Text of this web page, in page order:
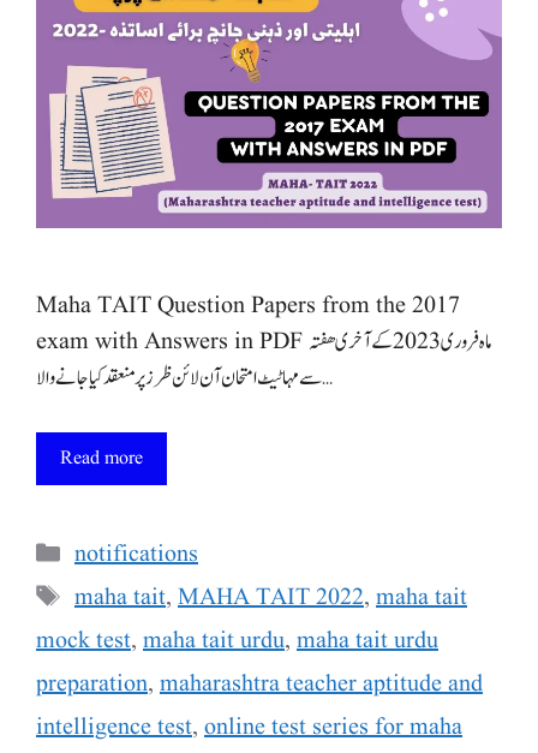
Maha TAIT Question Papers from the 2017
exam with Answers in PDF ماہ فروری 2023 کے آخری ھفتہ
سے مہا ٹیٹ امتحان آن لائن ظرز پر منعقد کیا جانے والا …
Read more
Categories
notifications
Tags
maha tait, MAHA TAIT 2022, maha tait
mock test, maha tait urdu, maha tait urdu
preparation, maharashtra teacher aptitude and
intelligence test, online test series for maha